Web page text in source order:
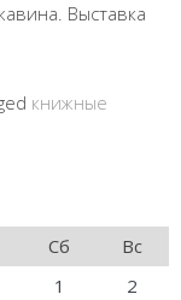
Выставка
книжные
Сб
Вс
1
2